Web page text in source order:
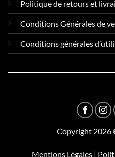
Politique de retours et
Conditions Générales de
Conditions générales
Copyright 2026
Mentions Légales |